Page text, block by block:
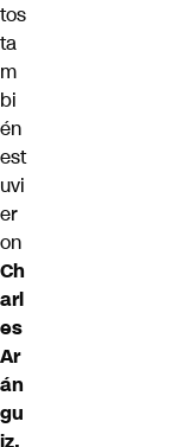
tos
ta
m
bi
én
est
uvi
er
on
Ch
arl
es
Ar
án
gu
iz,